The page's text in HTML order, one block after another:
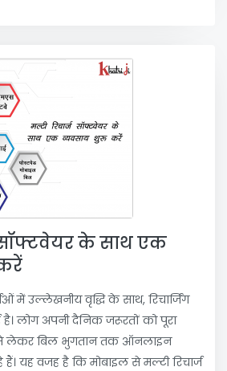
सॉफ्टवेयर के साथ एक
में उल्लेखनीय वृद्धि के साथ, रिचार्जिंग
लोग अपनी दैनिक जरूरतों को पूरा
लेकर बिल भुगतान तक ऑनलाइन
यह वजह है कि मोबाइल से मल्टी रिचार्ज